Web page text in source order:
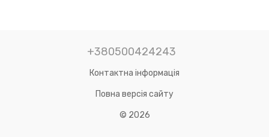
+380500424243
Контактна інформація
Повна версія сайту
© 2026